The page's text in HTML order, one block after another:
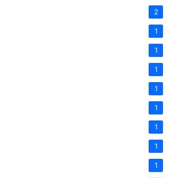
2
1
1
1
1
1
1
1
1